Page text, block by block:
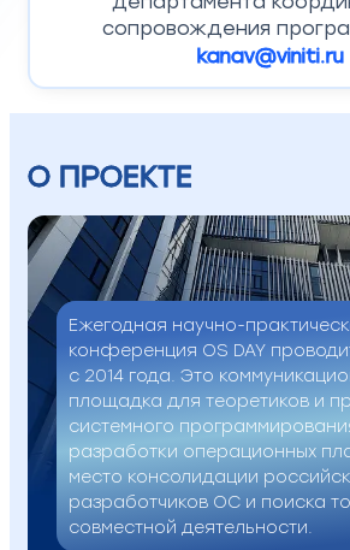
сопровождения
kanav@viniti.ru
О ПРОЕКТЕ
Ежегодная научно-
конференция OS DAY
с 2014 года. Это
площадка для теоретиков и
системного
разработки операционных
место консолидации
разработчиков ОС и поиска
совместной деятельности.